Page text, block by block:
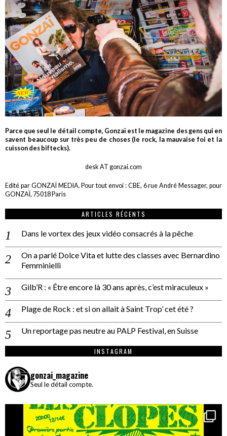
Parce que seul le détail compte, Gonzaï est le magazine des gens qui en
savent beaucoup sur très peu de choses (le rock, la mauvaise foi et la
cuisson des biftecks).
desk AT gonzai.com
Edité par GONZAÏ MEDIA. Pour tout envoi : CBE, 6 rue André Messager, pour
GONZAÏ, 75018 Paris
ARTICLES RÉCENTS
Dans le vortex des jeux vidéo consacrés à la pêche
On a parlé Dolce Vita et lutte des classes avec Bernardino
Femminielli
Gilb’R : « Être encore là 30 ans après, c’est miraculeux »
Plage de Rock : et si on allait à Saint Trop’ cet été ?
Un reportage pas neutre au PALP Festival, en Suisse
INSTAGRAM
gonzai_magazine
Seul le détail compte.